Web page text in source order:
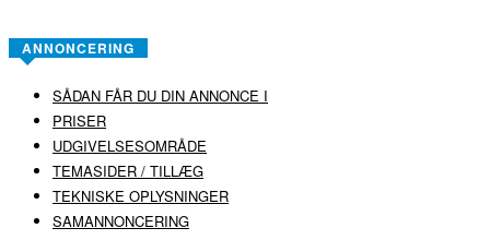
ANNONCERING
SÅDAN FÅR DU DIN ANNONCE I
PRISER
UDGIVELSESOMRÅDE
TEMASIDER / TILLÆG
TEKNISKE OPLYSNINGER
SAMANNONCERING